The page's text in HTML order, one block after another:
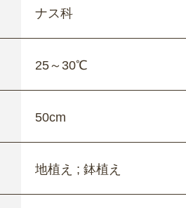
ナス科
25～30℃
50cm
地植え ; 鉢植え